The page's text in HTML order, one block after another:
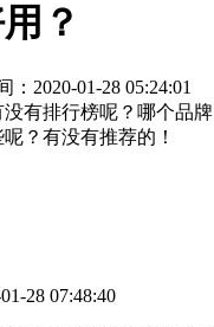
？
：2020-01-28 05:24:01
有排行榜呢？哪个品
？有没有推荐的！
28 07:48:40